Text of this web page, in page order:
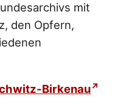
mit
den Opfern,
Birkenau